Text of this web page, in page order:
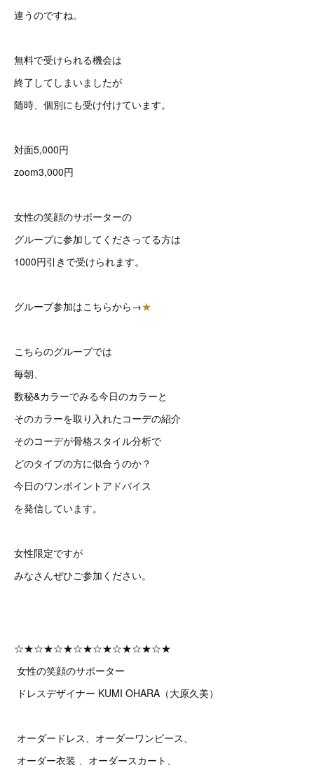
違うのですね。
無料で受けられる機会は
終了してしまいましたが
随時、個別にも受け付けています。
対面5,000円
zoom3,000円
女性の笑顔のサポーターの
グループに参加してくださってる方は
1000円引きで受けられます。
グループ参加はこちらから→★
こちらのグループでは
毎朝、
数秘&カラーでみる今日のカラーと
そのカラーを取り入れたコーデの紹介
そのコーデが骨格スタイル分析で
どのタイプの方に似合うのか？
今日のワンポイントアドバイス
を発信しています。
女性限定ですが
みなさんぜひご参加ください。
☆★☆★☆★☆★☆★☆★☆★☆★
女性の笑顔のサポーター
ドレスデザイナー KUMI OHARA（大原久美）
オーダードレス、オーダーワンピース、
オーダー衣装 、オーダースカート、